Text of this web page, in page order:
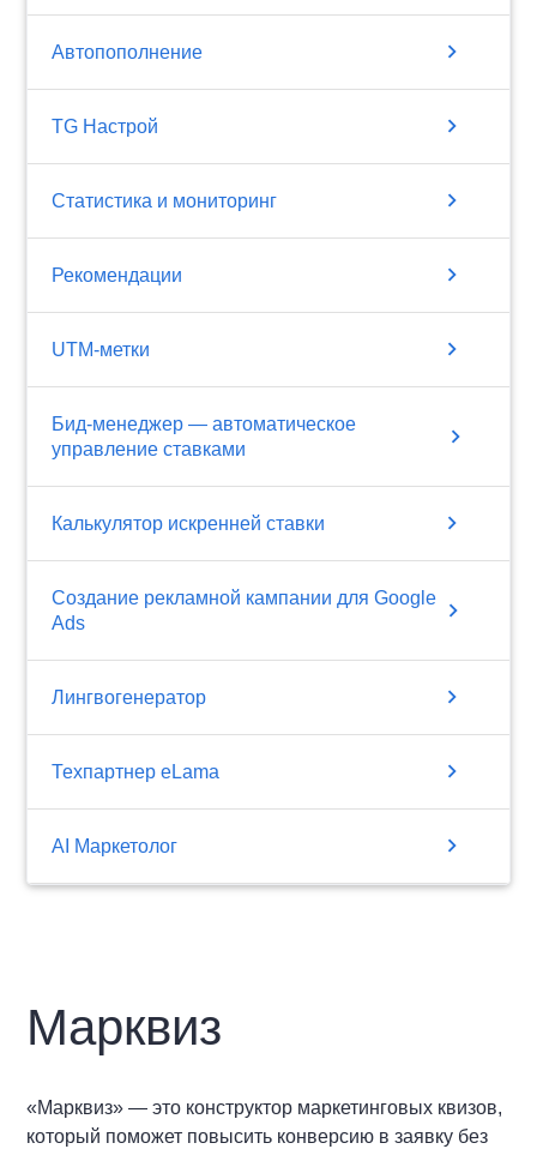
Автопополнение chevron_right
TG Настрой chevron_right
Статистика и мониторинг chevron_right
Рекомендации chevron_right
UTM-метки chevron_right
Бид-менеджер — автоматическое
управление ставками
chevron_right
Калькулятор искренней ставки chevron_right
Создание рекламной кампании для Google
Ads
chevron_right
Лингвогенератор chevron_right
Техпартнер eLama chevron_right
AI Маркетолог chevron_right
Марквиз
«Марквиз» — это конструктор маркетинговых квизов,
который поможет повысить конверсию в заявку без